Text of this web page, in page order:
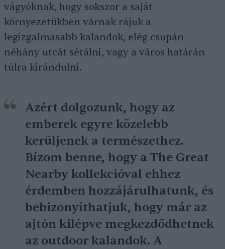
vágyóknak, hogy sokszor a saját
környezetükben várnak rájuk a
legizgalmasabb kalandok, elég csupán
néhány utcát sétálni, vagy a város határán
túlra kirándulni.
Azért dolgozunk, hogy az
emberek egyre közelebb
kerüljenek a természethez.
Bízom benne, hogy a The Great
Nearby kollekcióval ehhez
érdemben hozzájárulhatunk, és
bebizonyíthatjuk, hogy már az
ajtón kilépve megkezdődhetnek
az outdoor kalandok. A